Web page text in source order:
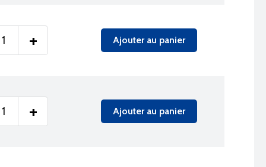
+ Ajouter au panier
+ Ajouter au panier